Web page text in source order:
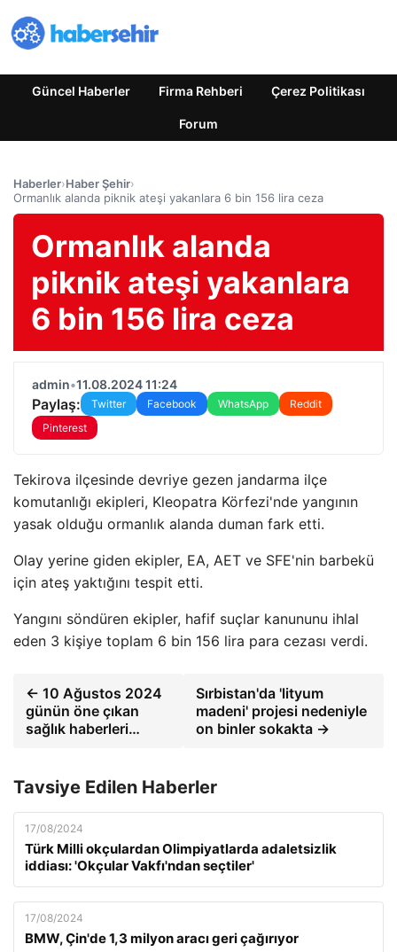
Güncel Haberler Firma Rehberi Çerez Politikası
Forum
Haberler›Haber Şehir›
Ormanlık alanda piknik ateşi yakanlara 6 bin 156 lira ceza
Ormanlık alanda
piknik ateşi yakanlara
6 bin 156 lira ceza
admin•11.08.2024 11:24
Paylaş: Twitter Facebook WhatsApp
Reddit
Pinterest
Tekirova ilçesinde devriye gezen jandarma ilçe
komutanlığı ekipleri, Kleopatra Körfezi'nde yangının
yasak olduğu ormanlık alanda duman fark etti.
Olay yerine giden ekipler, EA, AET ve SFE'nin barbekü
için ateş yaktığını tespit etti.
Yangını söndüren ekipler, hafif suçlar kanununu ihlal
eden 3 kişiye toplam 6 bin 156 lira para cezası verdi.
← 10 Ağustos 2024
günün öne çıkan
sağlık haberleri…
Sırbistan'da 'lityum
madeni' projesi nedeniyle
on binler sokakta →
Tavsiye Edilen Haberler
17/08/2024
Türk Milli okçulardan Olimpiyatlarda adaletsizlik
iddiası: 'Okçular Vakfı'ndan seçtiler'
17/08/2024
BMW, Çin'de 1,3 milyon aracı geri çağırıyor